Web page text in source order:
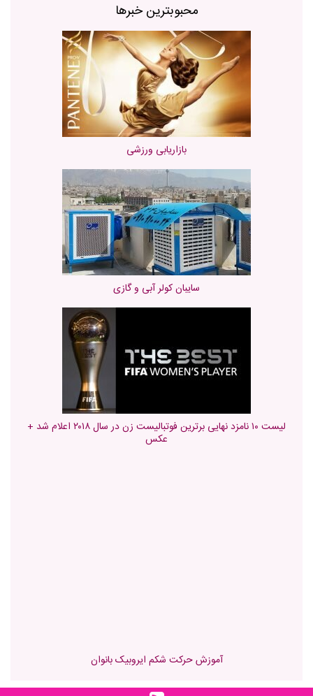
محبوبترین خبرها
بازاریابی ورزشی
سایبان کولر آبی و گازی
لیست ۱۰ نامزد نهایی برترین فوتبالیست زن در سال ۲۰۱۸ اعلام شد +
عکس
آموزش حرکت شکم ایروبیک بانوان